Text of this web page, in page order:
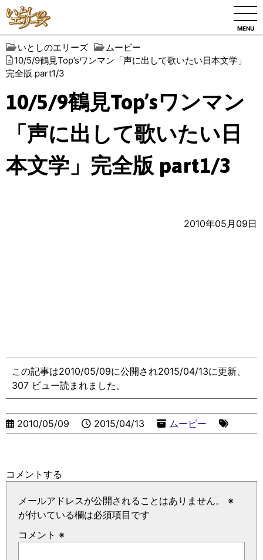
MENU
いとしのエリーズ
ムービー
10/5/9鶴見Top’sワンマン「声に出して歌いたい日本文学」
完全版 part1/3
10/5/9鶴見Top’sワンマン
「声に出して歌いたい日
本文学」完全版 part1/3
2010年05月09日
この記事は2010/05/09に公開され2015/04/13に更新、
307 ビュー読まれました。
2010/05/09 2015/04/13 ムービー
コメントする
メールアドレスが公開されることはありません。
※
が付いている欄は必須項目です
コメント ※